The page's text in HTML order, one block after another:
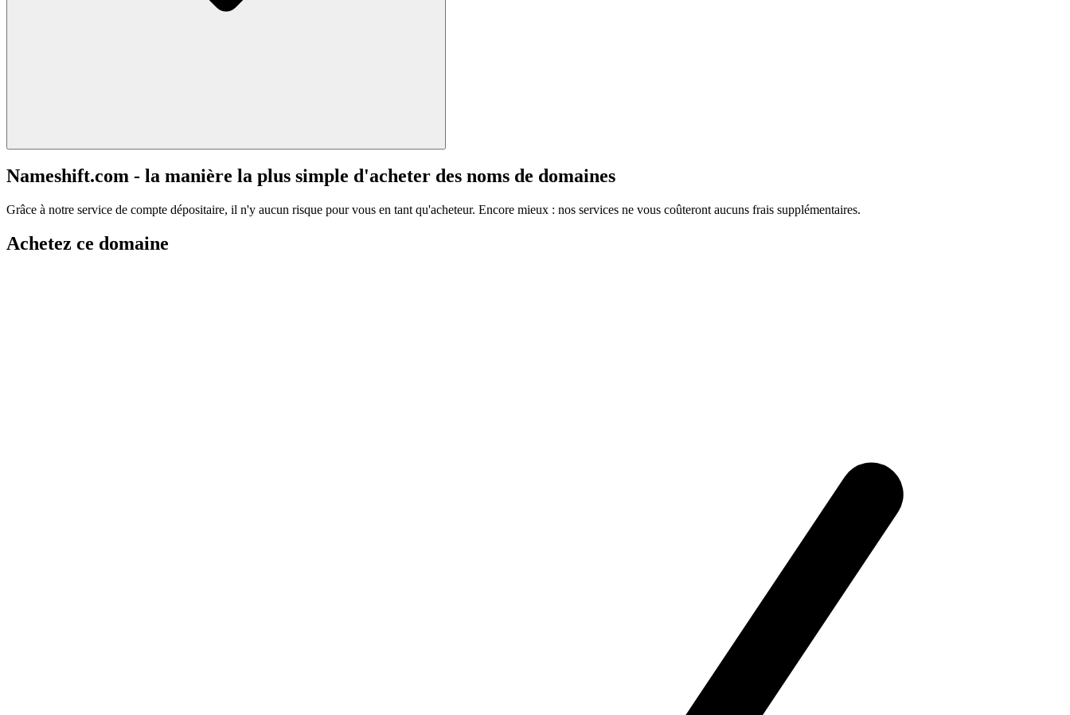
Nameshift.com - la manière la plus simple d'acheter des noms de domaines
Grâce à notre service de compte dépositaire, il n'y aucun risque pour vous en tant qu'acheteur. Encore mieux : nos services ne vous coûteront aucuns frais supplémentaires.
Achetez ce domaine